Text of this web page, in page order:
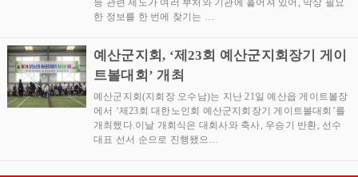
등 관련 제도가 여러 부처와 기관에 흩어져 있어, 막상 필요
한 정보를 한 번에 찾기는 …
예산군지회, ‘제23회 예산군지회장기 게이
트볼대회’ 개최
예산군지회(지회장 오수남)는 지난 21일 예산읍 게이트볼장
에서 ‘제23회 대한노인회 예산군지회장기 게이트볼대회’를
개최했다.이날 개회식은 대회사와 축사, 우승기 반환, 선수
대표 선서 순으로 진행됐으…